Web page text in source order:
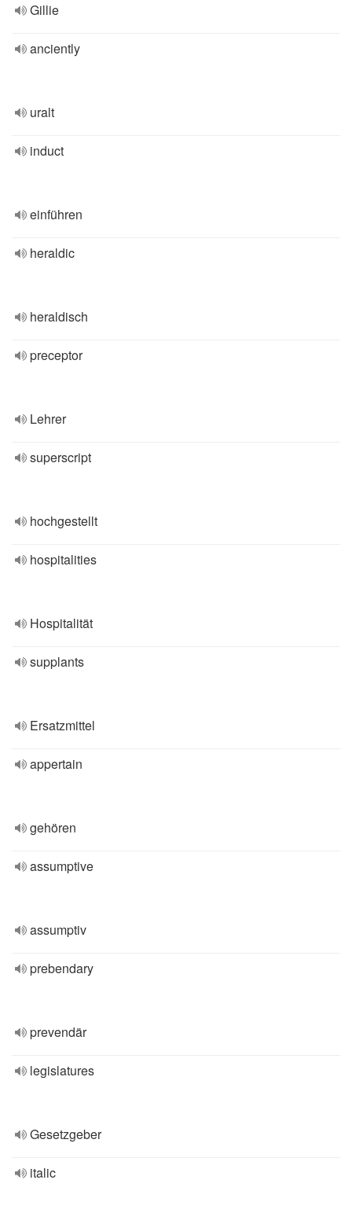
Gillie
anciently
uralt
induct
einführen
heraldic
heraldisch
preceptor
Lehrer
superscript
hochgestellt
hospitalities
Hospitalität
supplants
Ersatzmittel
appertain
gehören
assumptive
assumptiv
prebendary
prevendär
legislatures
Gesetzgeber
italic